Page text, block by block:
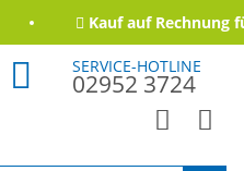
Kauf auf Rechnung
SERVICE-HOTLINE
02952 3724